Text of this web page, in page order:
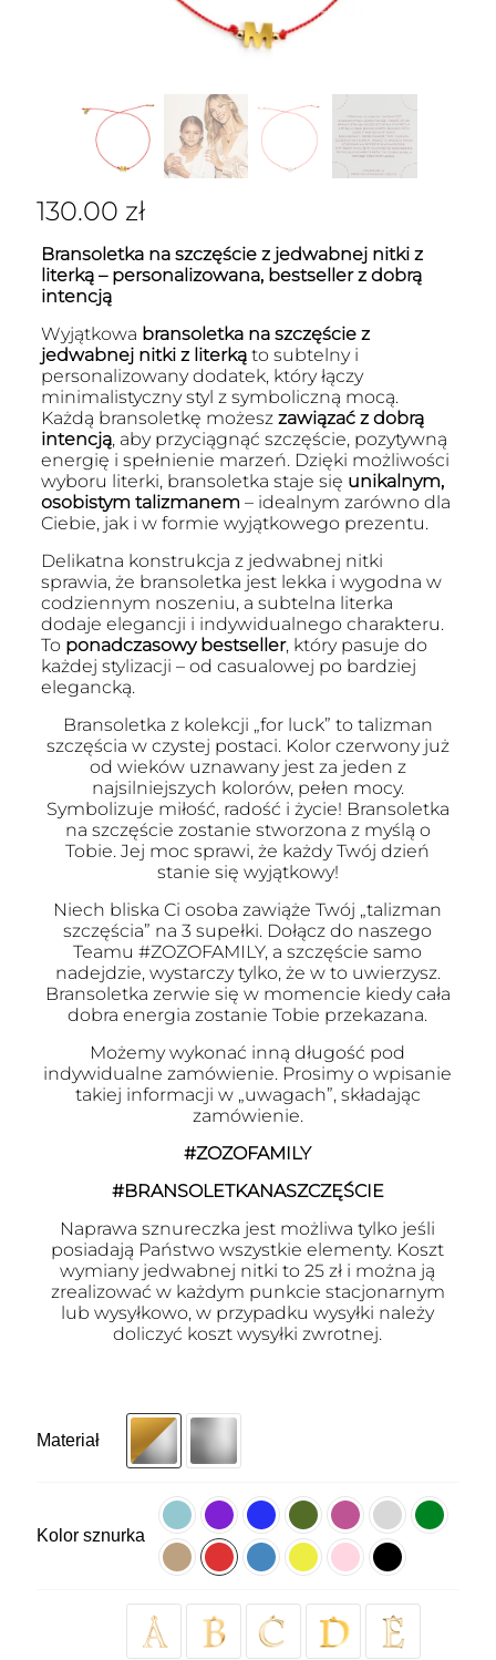
130.00 zł
Bransoletka na szczęście z jedwabnej nitki z
literką – personalizowana, bestseller z dobrą
intencją
Wyjątkowa bransoletka na szczęście z
jedwabnej nitki z literkąto subtelny i
personalizowany dodatek, który łączy
minimalistyczny styl z symboliczną mocą.
Każdą bransoletkę możesz zawiązać z dobrą
intencją, aby przyciągnąć szczęście, pozytywną
energię i spełnienie marzeń. Dzięki możliwości
wyboru literki, bransoletka staje się unikalnym,
osobistym talizmanem – idealnym zarówno dla
Ciebie, jak i w formie wyjątkowego prezentu.
Delikatna konstrukcja z jedwabnej nitki
sprawia, że bransoletka jest lekka i wygodna w
codziennym noszeniu, a subtelna literka
dodaje elegancji i indywidualnego charakteru.
To ponadczasowy bestseller, który pasuje do
każdej stylizacji – od casualowej po bardziej
elegancką.
Bransoletka z kolekcji „for luck” to talizman
szczęścia w czystej postaci. Kolor czerwony już
od wieków uznawany jest za jeden z
najsilniejszych kolorów, pełen mocy.
Symbolizuje miłość, radość i życie! Bransoletka
na szczęście zostanie stworzona z myślą o
Tobie. Jej moc sprawi, że każdy Twój dzień
stanie się wyjątkowy!
Niech bliska Ci osoba zawiąże Twój „talizman
szczęścia” na 3 supełki. Dołącz do naszego
Teamu #ZOZOFAMILY, a szczęście samo
nadejdzie, wystarczy tylko, że w to uwierzysz.
Bransoletka zerwie się w momencie kiedy cała
dobra energia zostanie Tobie przekazana.
Możemy wykonać inną długość pod
indywidualne zamówienie. Prosimy o wpisanie
takiej informacji w „uwagach”, składając
zamówienie.
#ZOZOFAMILY
#BRANSOLETKANASZCZĘŚCIE
Naprawa sznureczka jest możliwa tylko jeśli
posiadają Państwo wszystkie elementy. Koszt
wymiany jedwabnej nitki to 25 zł i można ją
zrealizować w każdym punkcie stacjonarnym
lub wysyłkowo, w przypadku wysyłki należy
doliczyć koszt wysyłki zwrotnej.
Materiał
Kolor sznurka